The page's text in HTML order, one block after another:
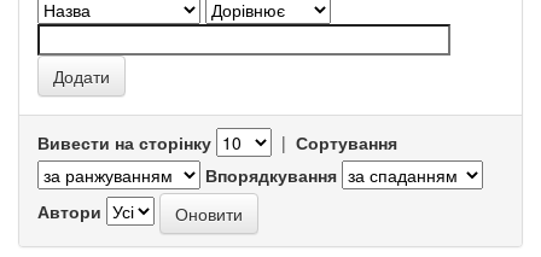
Вивести на сторінку | Сортування
Впорядкування
Автори